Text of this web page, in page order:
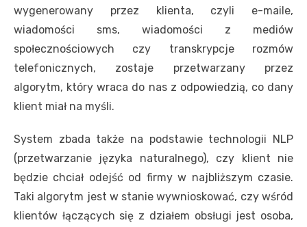
wygenerowany przez klienta, czyli e-maile,
wiadomości sms, wiadomości z mediów
społecznościowych czy transkrypcje rozmów
telefonicznych, zostaje przetwarzany przez
algorytm, który wraca do nas z odpowiedzią, co dany
klient miał na myśli.
System zbada także na podstawie technologii NLP
(przetwarzanie języka naturalnego), czy klient nie
będzie chciał odejść od firmy w najbliższym czasie.
Taki algorytm jest w stanie wywnioskować, czy wśród
klientów łączących się z działem obsługi jest osoba,